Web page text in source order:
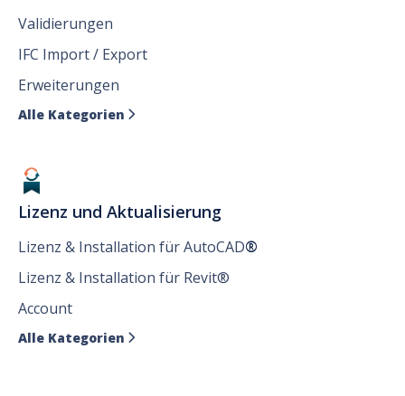
Validierungen
IFC Import / Export
Erweiterungen
Alle Kategorien 
Lizenz und Aktualisierung
Lizenz & Installation für AutoCAD®
Lizenz & Installation für Revit®
Account
Alle Kategorien 